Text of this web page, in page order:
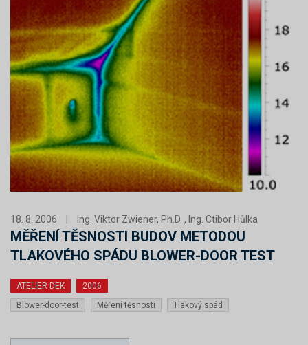
18. 8. 2006 | Ing. Viktor Zwiener, Ph.D. , Ing. Ctibor Hůlka
MĚŘENÍ TĚSNOSTI BUDOV METODOU
TLAKOVÉHO SPÁDU BLOWER-DOOR TEST
ATELIER DEK
2006
Blower-door-test
Měření těsnosti Tlakový spád